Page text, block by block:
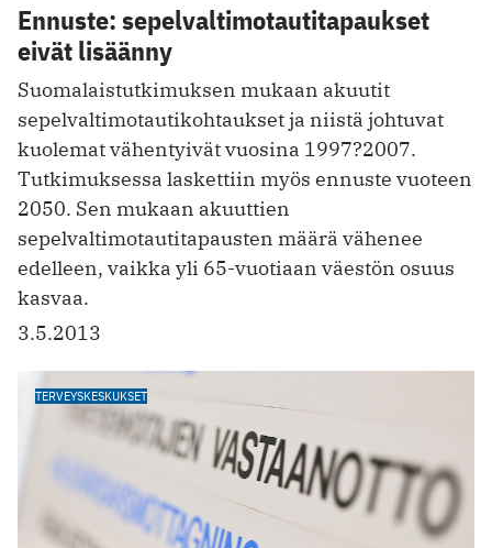
Ennuste: sepelvaltimotautitapaukset
eivät lisäänny
Suomalaistutkimuksen mukaan akuutit
sepelvaltimotautikohtaukset ja niistä johtuvat
kuolemat vähentyivät vuosina 1997?2007.
Tutkimuksessa laskettiin myös ennuste vuoteen
2050. Sen mukaan akuuttien
sepelvaltimotautitapausten määrä vähenee
edelleen, vaikka yli 65-vuotiaan väestön osuus
kasvaa.
3.5.2013
TERVEYSKESKUKSET